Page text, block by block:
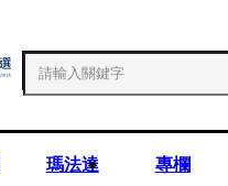
瑪法達 專欄